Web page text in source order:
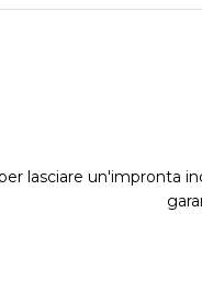
lasciare un'impronta